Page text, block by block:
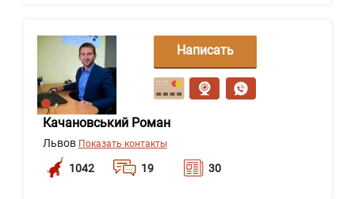
Качановський Роман
Львов Показать контакты
1042 19 30
Написать
сообщение